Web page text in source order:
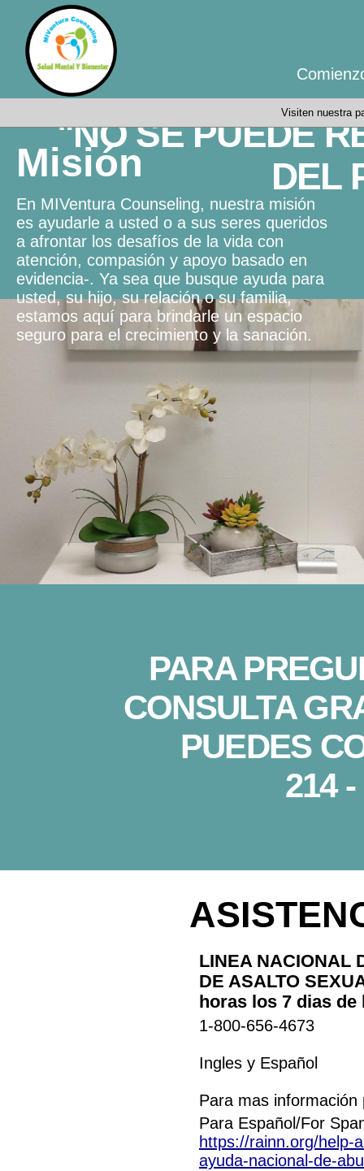
Visiten nuestra
Misión
En MIVentura Counseling, nuestra misión
es ayudarle a usted o a sus seres queridos
a afrontar los desafíos de la vida con
atención, compasión y apoyo basado en
evidencia-. Ya sea que busque ayuda para
usted, su hijo, su relación o su familia,
estamos aquí para brindarle un espacio
seguro para el crecimiento y la sanación.
"NO SE PUEDE
DEL
PARA
CONSULTA
PUEDES
214
LINEA NACIONAL
DE ASALTO
horas los 7 dias de
1-800-656-4673
Ingles y Español
Para mas
Para Español/For
https://rainn.org/help-
ayuda-nacional-de-